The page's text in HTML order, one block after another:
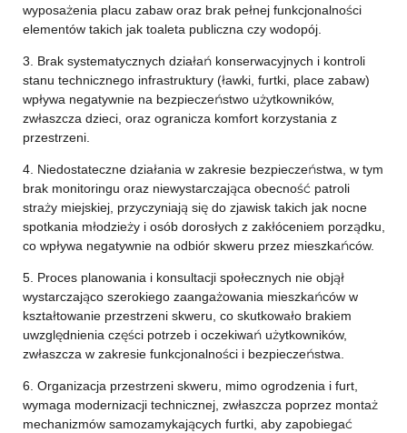
wyposażenia placu zabaw oraz brak pełnej funkcjonalności
elementów takich jak toaleta publiczna czy wodopój.
3. Brak systematycznych działań konserwacyjnych i kontroli
stanu technicznego infrastruktury (ławki, furtki, place zabaw)
wpływa negatywnie na bezpieczeństwo użytkowników,
zwłaszcza dzieci, oraz ogranicza komfort korzystania z
przestrzeni.
4. Niedostateczne działania w zakresie bezpieczeństwa, w tym
brak monitoringu oraz niewystarczająca obecność patroli
straży miejskiej, przyczyniają się do zjawisk takich jak nocne
spotkania młodzieży i osób dorosłych z zakłóceniem porządku,
co wpływa negatywnie na odbiór skweru przez mieszkańców.
5. Proces planowania i konsultacji społecznych nie objął
wystarczająco szerokiego zaangażowania mieszkańców w
kształtowanie przestrzeni skweru, co skutkowało brakiem
uwzględnienia części potrzeb i oczekiwań użytkowników,
zwłaszcza w zakresie funkcjonalności i bezpieczeństwa.
6. Organizacja przestrzeni skweru, mimo ogrodzenia i furt,
wymaga modernizacji technicznej, zwłaszcza poprzez montaż
mechanizmów samozamykających furtki, aby zapobiegać